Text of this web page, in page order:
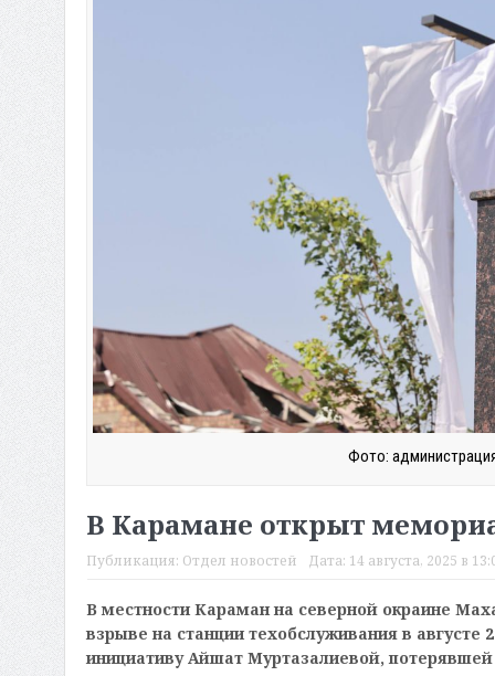
Фото:
В Карамане открыт
Публикация: Отдел новостей Дата: 14 августа, 2025 в
В местности Караман на северной окраине
взрыве на станции техобслуживания в
инициативу Айшат Муртазалиевой, потерявшей